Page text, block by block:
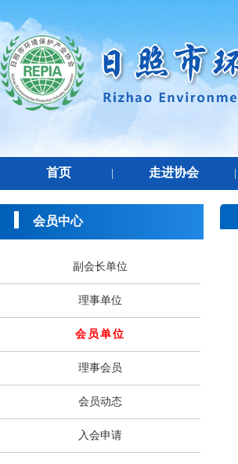
首页 走进协会
会员中心
副会长单位
理事单位
会员单位
理事会员
会员动态
入会申请